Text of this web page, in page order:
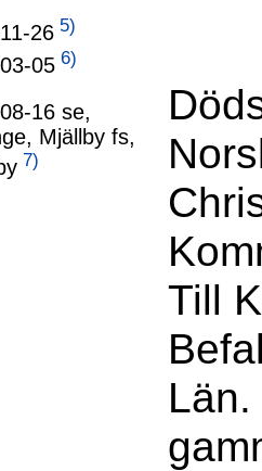
26 5)
05 6)
16 se,
Mjällby fs,
7)
Till